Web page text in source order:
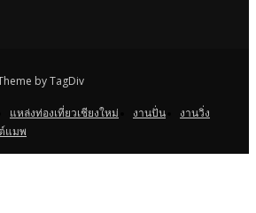
by TagDiv
แหล่งท่องเที่ยวเชียงใหม่ งานปั่น
งานวิ่ง
แมพ